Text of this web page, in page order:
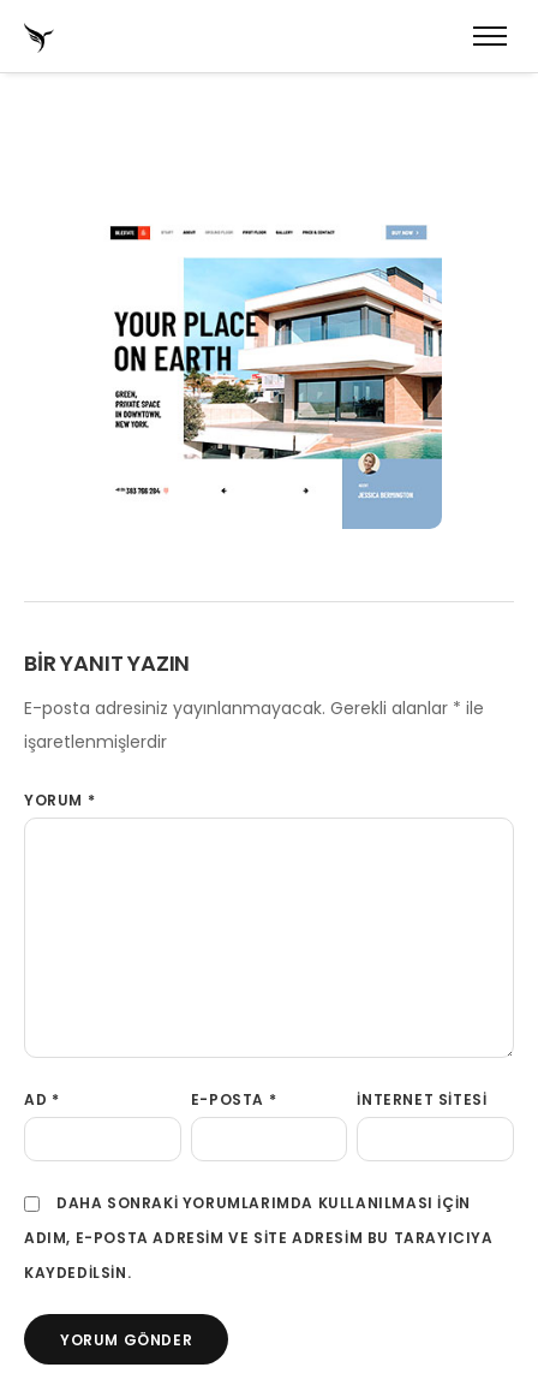
BIR YANIT YAZIN
E-posta adresiniz yayınlanmayacak. Gerekli alanlar * ile
işaretlenmişlerdir
YORUM *
AD * E-POSTA * İNTERNET SITESI
DAHA SONRAKI YORUMLARIMDA KULLANILMASI IÇIN
ADIM, E-POSTA ADRESIM VE SITE ADRESIM BU TARAYICIYA
KAYDEDILSIN.